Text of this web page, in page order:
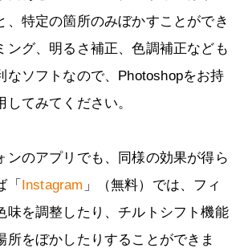
、特定の箇所のみぼかすことができ
ング、明るさ補正、色調補正なども
なソフトなので、Photoshopをお持
てみてください。
ンのアプリでも、同様の効果が得ら
「 Instagram 」（無料）では、フィ
味を調整したり、チルトシフト機能
所をぼかしたりすることができま